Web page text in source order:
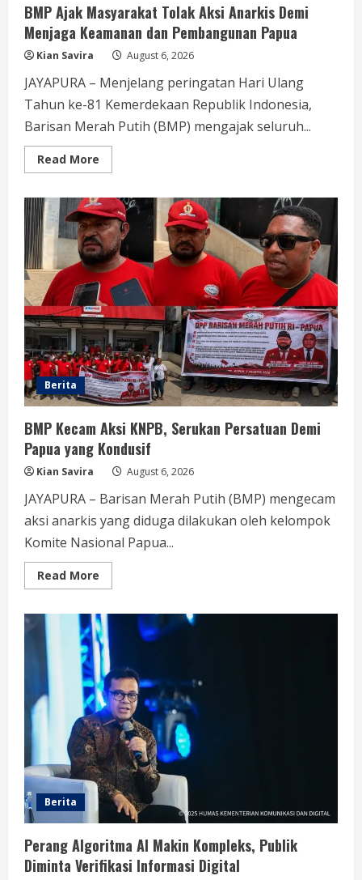
BMP Ajak Masyarakat Tolak Aksi Anarkis Demi
Menjaga Keamanan dan Pembangunan Papua
Kian Savira August 6, 2026
JAYAPURA – Menjelang peringatan Hari Ulang
Tahun ke-81 Kemerdekaan Republik Indonesia,
Barisan Merah Putih (BMP) mengajak seluruh...
Read More
more
Ajak
Masyarakat
Tolak
Aksi
Anarkis
Demi
Menjaga
Keamanan
dan
Pembangunan
Papua
Berita
BMP Kecam Aksi KNPB, Serukan Persatuan Demi
Papua yang Kondusif
Kian Savira August 6, 2026
JAYAPURA – Barisan Merah Putih (BMP) mengecam
aksi anarkis yang diduga dilakukan oleh kelompok
Komite Nasional Papua...
Read More
more
Kecam
Aksi
KNPB,
Serukan
Persatuan
Demi
Papua
yang
Kondusif
Berita
Perang Algoritma AI Makin Kompleks, Publik
Diminta Verifikasi Informasi Digital